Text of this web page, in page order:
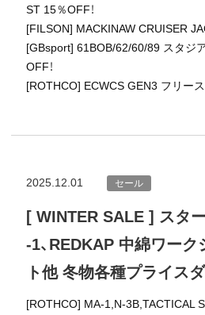
ST 15％OFF！
[FILSON] MACKINAW CRUISER
[GBsport] 61BOB/62/60/89 スタジ
OFF！
[ROTHCO] ECWCS GEN3 フリー
2025.12.01 セール
[ WINTER SALE ] スタ
-1、REDKAP 中綿ワー
ト他 冬物各種プライス
[ROTHCO] MA-1,N-3B,TACTICAL